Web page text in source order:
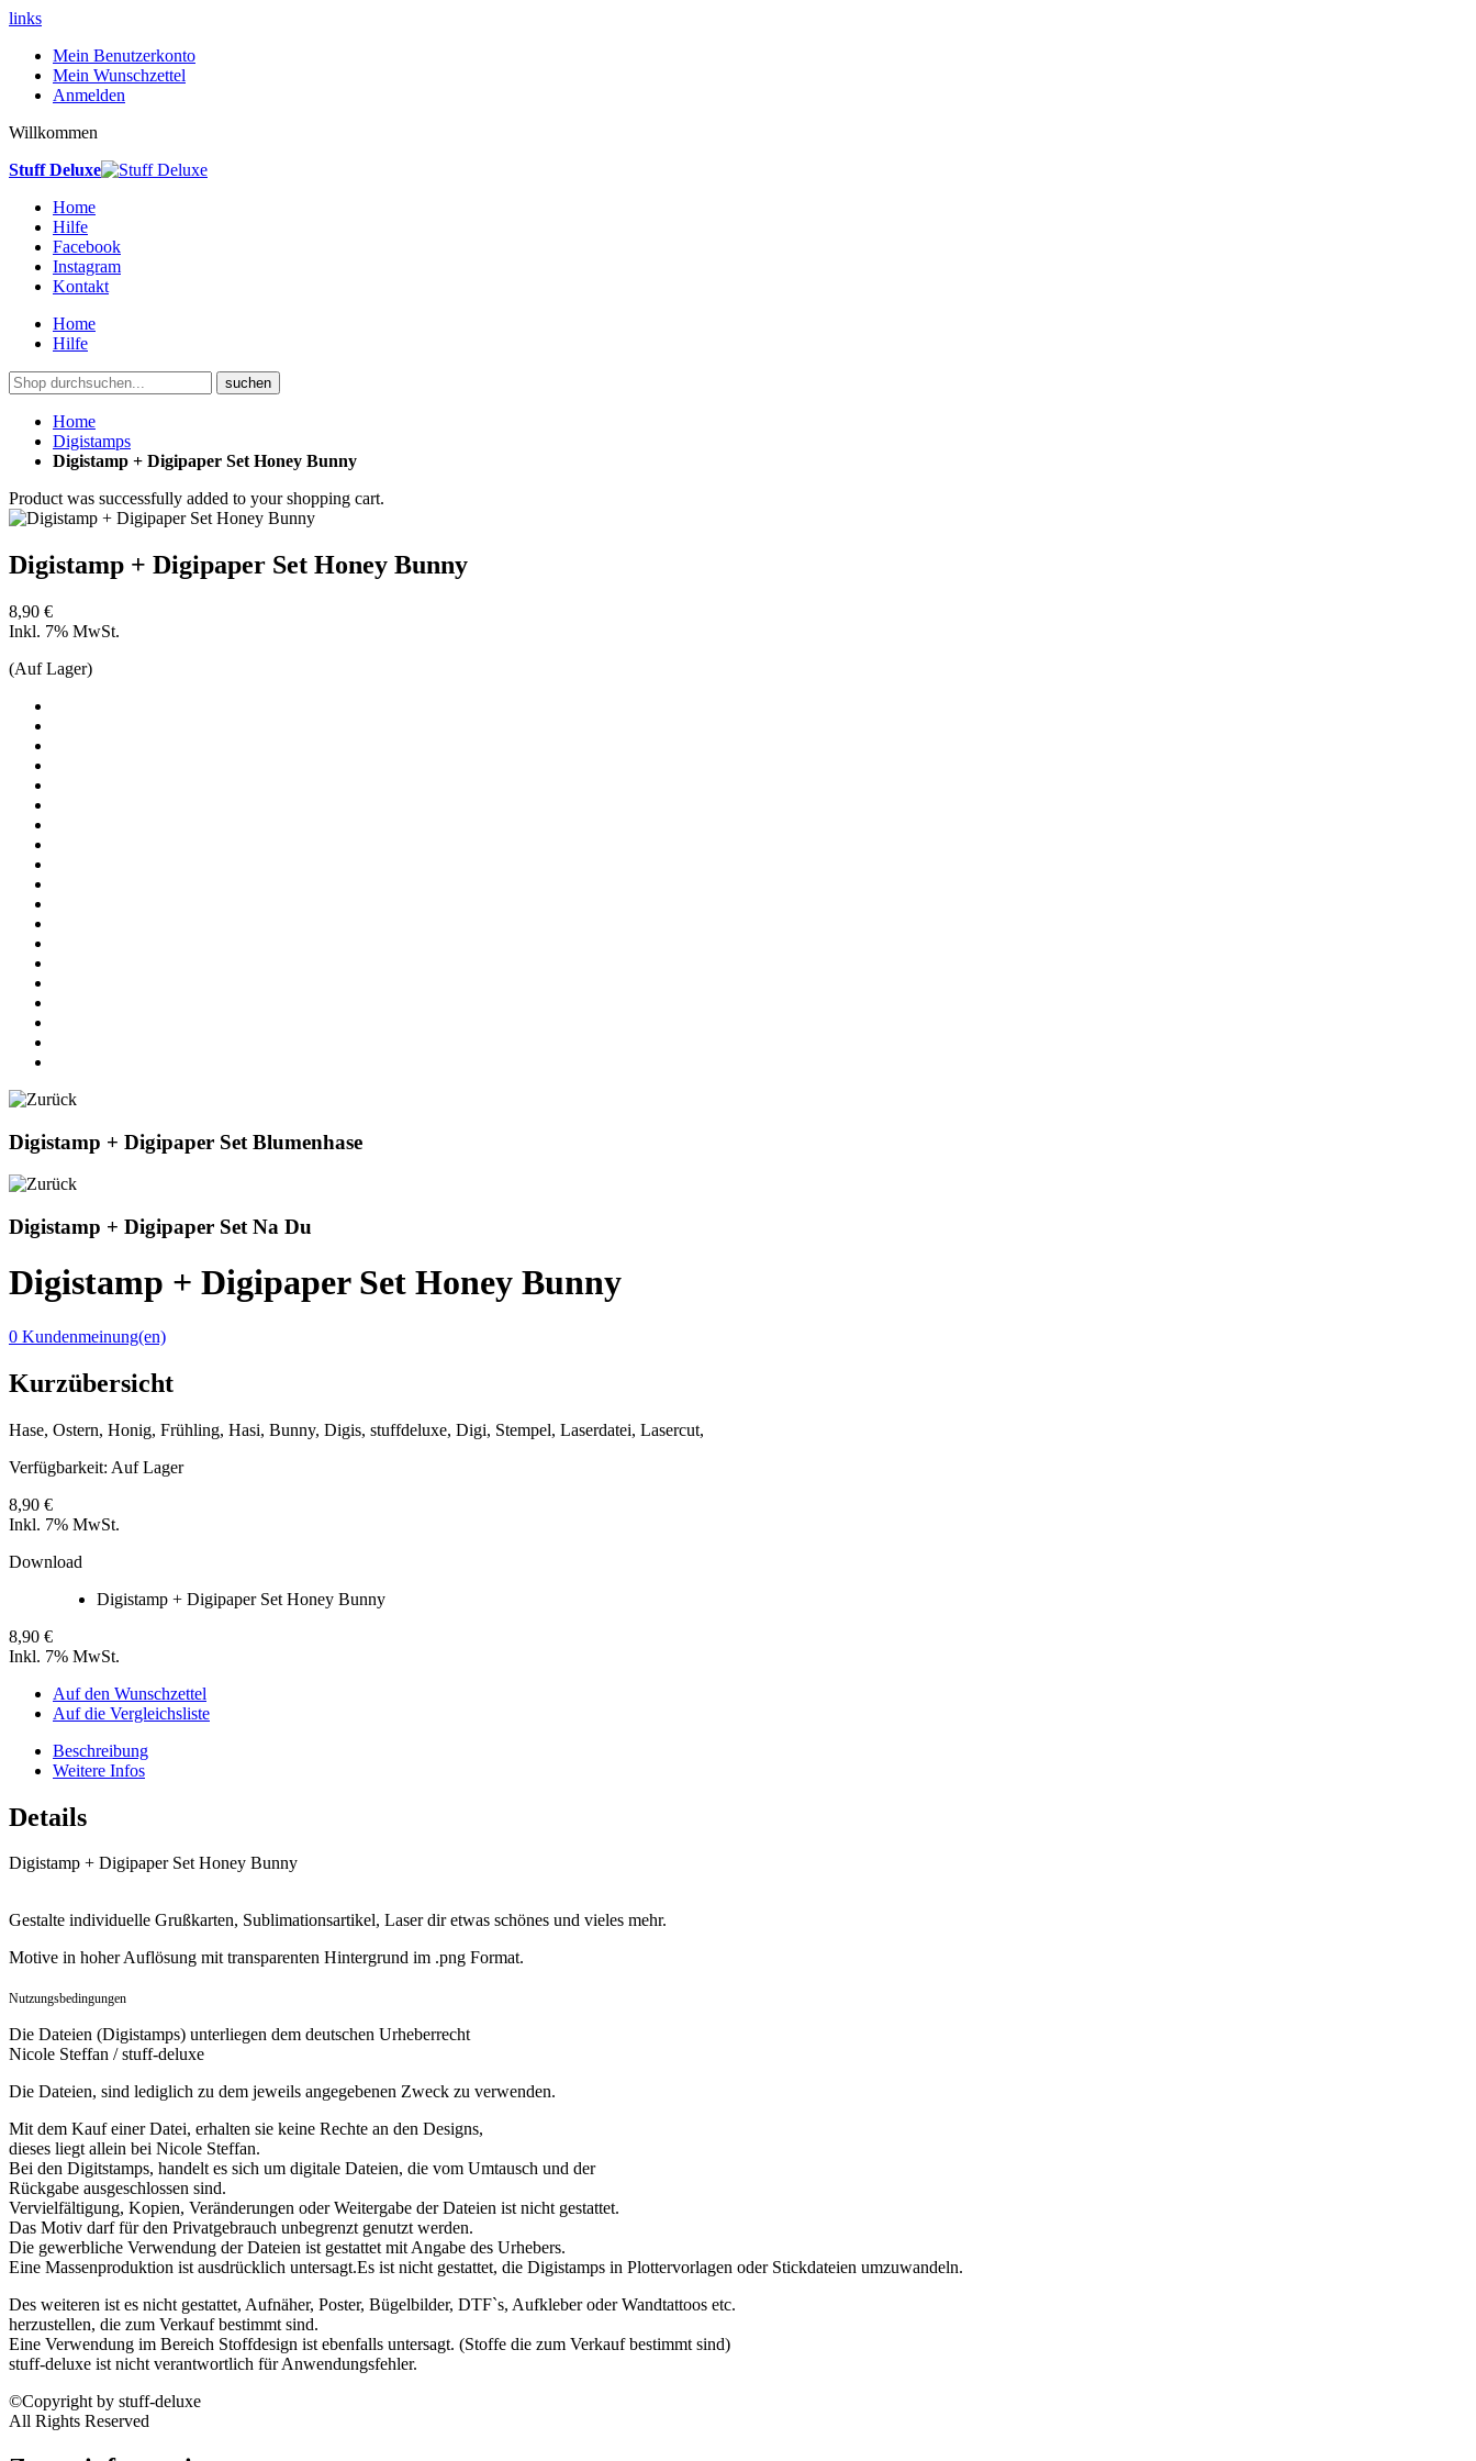
links
Mein Benutzerkonto
Mein Wunschzettel
Anmelden
Willkommen
Stuff Deluxe
Home
Hilfe
Facebook
Instagram
Kontakt
Home
Hilfe
suchen
Home
Digistamps
Digistamp + Digipaper Set Honey Bunny
Product was successfully added to your shopping cart.
Digistamp + Digipaper Set Honey Bunny
8,90 €
Inkl. 7% MwSt.
(Auf Lager)
Digistamp + Digipaper Set Blumenhase
Digistamp + Digipaper Set Na Du
Digistamp + Digipaper Set Honey Bunny
0 Kundenmeinung(en)
Kurzübersicht
Hase, Ostern, Honig, Frühling, Hasi, Bunny, Digis, stuffdeluxe, Digi, Stempel, Laserdatei, Lasercut,
Verfügbarkeit: Auf Lager
8,90 €
Inkl. 7% MwSt.
Download
Digistamp + Digipaper Set Honey Bunny
8,90 €
Inkl. 7% MwSt.
Auf den Wunschzettel
Auf die Vergleichsliste
Beschreibung
Weitere Infos
Details
Digistamp + Digipaper Set Honey Bunny
Gestalte individuelle Grußkarten, Sublimationsartikel, Laser dir etwas schönes und vieles mehr.
Motive in hoher Auflösung mit transparenten Hintergrund im .png Format.
Nutzungsbedingungen
Die Dateien (Digistamps) unterliegen dem deutschen Urheberrecht
Nicole Steffan / stuff-deluxe
Die Dateien, sind lediglich zu dem jeweils angegebenen Zweck zu verwenden.
Mit dem Kauf einer Datei, erhalten sie keine Rechte an den Designs,
dieses liegt allein bei Nicole Steffan.
Bei den Digitstamps, handelt es sich um digitale Dateien, die vom Umtausch und der
Rückgabe ausgeschlossen sind.
Vervielfältigung, Kopien, Veränderungen oder Weitergabe der Dateien ist nicht gestattet.
Das Motiv darf für den Privatgebrauch unbegrenzt genutzt werden.
Die gewerbliche Verwendung der Dateien ist gestattet mit Angabe des Urhebers.
Eine Massenproduktion ist ausdrücklich untersagt.Es ist nicht gestattet, die Digistamps in Plottervorlagen oder Stickdateien umzuwandeln.
Des weiteren ist es nicht gestattet, Aufnäher, Poster, Bügelbilder, DTF`s, Aufkleber oder Wandtattoos etc.
herzustellen, die zum Verkauf bestimmt sind.
Eine Verwendung im Bereich Stoffdesign ist ebenfalls untersagt. (Stoffe die zum Verkauf bestimmt sind)
stuff-deluxe ist nicht verantwortlich für Anwendungsfehler.
©Copyright by stuff-deluxe
All Rights Reserved